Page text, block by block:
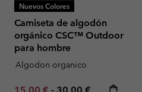
Nuevos Colores
Camiseta de algodón
orgánico CSC™ Outdoor
para hombre
Algodon organico
Minimum sale price:
Maximum price: